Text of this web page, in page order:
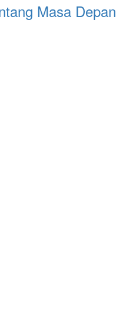
Masa Depan